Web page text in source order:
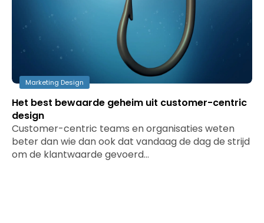
Marketing Design
Het best bewaarde geheim uit customer-centric
design
Customer-centric teams en organisaties weten
beter dan wie dan ook dat vandaag de dag de strijd
om de klantwaarde gevoerd…